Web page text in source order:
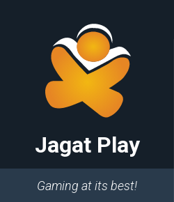
Jagat Play
Gaming at its best!